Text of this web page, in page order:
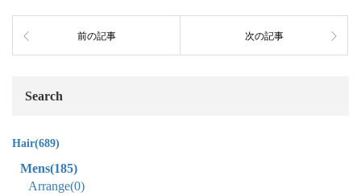
前の記事 次の記事
Search
Hair(689)
Mens(185)
Arrange(0)